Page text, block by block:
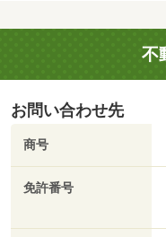
不
お問い合わせ先
商号
免許番号